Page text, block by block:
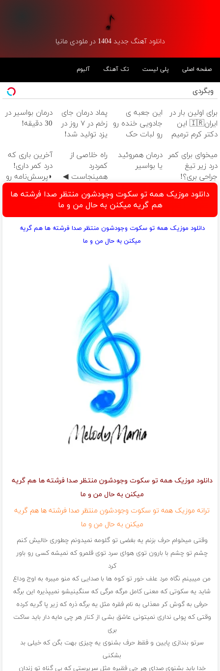
دانلود آهنگ جدید 1404 در ملودی مانیا
صفحه اصلی پلی لیست تک آهنگ آلبوم
وبگردی
برای اولین بار در
ایران🇮🇷 این
دکتر کرم ترمیم
ساخت!
این جعبه ی
جادویی خنده رو
رو لبات حک
خرید40%تخفیف
پماد درمان جای
زخم در ۷ روز در
یزد تولید شد!
درمان بواسیر در
30 دقیقه!
میخوای برای کمر
درد زیر تیغ
جراحی بری؟!
◗پرسش‌نامه رو
پر کن◖
درمان همروئید
یا بواسیر
‌راه خلاصی از
کمردرد
همینجاست ◀
رو پر کنی!
آخرین باری که
درد کمر داری!
◗پرسش‌نامه رو
دانلود موزیک همه تو سکوت وجودشون منتظر صدا فرشته ها
هم گریه میکنن به حال من و ما
دانلود موزیک همه تو سکوت وجودشون منتظر صدا فرشته ها هم گریه
میکنن به حال من و ما
دانلود موزیک همه تو سکوت وجودشون منتظر صدا فرشته ها هم گریه
میکنن به حال من و ما
ترانه موزیک همه تو سکوت وجودشون منتظر صدا فرشته ها هم گریه
میکنن به حال من و ما
وقتی میخوام حرف بزنم یه بغضی تو گلومه نمیدونم چطوری خالیش کنم
چشم تو چشم با بارون توی هوای سرد توی قلمرو که نمیشه کسی رو باور
کرد
من میبینم نگاه مرد علف خور تو کوه ها با صدایی که منو میبره به اوج وداع
شاید یه سکوتی که معنی کامل مرگه مرگی که سنگینیشو نمیپذیره این برگه
حرفی به گوش کر معذلی به نام فقره مثل یه برگه ذره که زیر پا گریه کرده
وقتی که پولی نداری نمیتونی عاشق بشی از کنار هر چی مایه دار باید ساکت
بری
سرتو بندازی پایین و فقط حرف بشنوی یه چیزی بهت بگن که خیلی بد
بشکنی
خدا باید بشنوی صدای هر چی فقیره مثل سرپرستی که بی گناه تو زندان